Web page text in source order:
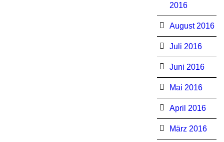
2016
August 2016
Juli 2016
Juni 2016
Mai 2016
April 2016
März 2016